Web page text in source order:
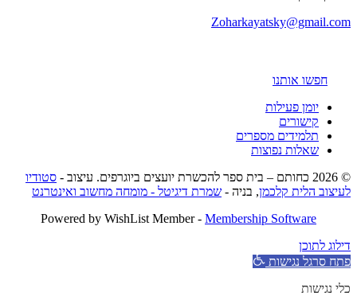
Zoharkayatsky@gmail.com
חפשו אותנו
יומן פעילות
קישורים
תלמידים מספרים
שאלות נפוצות
© 2026 כחותם – בית ספר להכשרת יועצים ביוגרפים. עיצוב -
סטודיו
לעיצוב הלית קלכמן, בניה - שמרת דיגיטל - מומחה מחשוב ואינטרנט
Powered by WishList Member - Membership Software
דילוג לתוכן
פתח סרגל נגישות
כלי נגישות